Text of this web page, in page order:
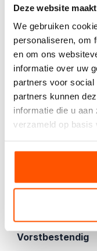
Deze website
We gebruiken
personaliseren, om
en om ons
informatie over uw
partners voor
partners kunnen
informatie die u
verzameld op basis
Vloer- en
Vorstbestendig